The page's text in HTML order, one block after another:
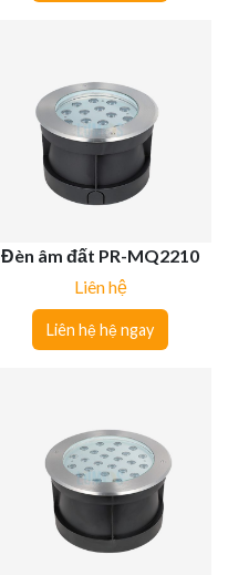
Đèn âm đất PR-MQ2210
Liên hệ
Liên hệ hệ ngay